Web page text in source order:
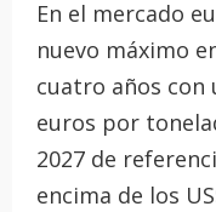
En el mercado
nuevo máximo
cuatro años con
euros por
2027 de
encima de los